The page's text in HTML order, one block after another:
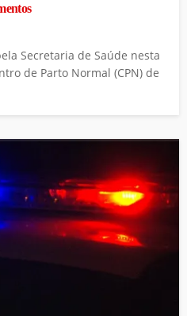
Secretaria de Saúde nesta
de Parto Normal (CPN) de